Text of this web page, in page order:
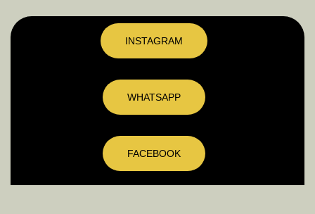
INSTAGRAM
WHATSAPP
FACEBOOK